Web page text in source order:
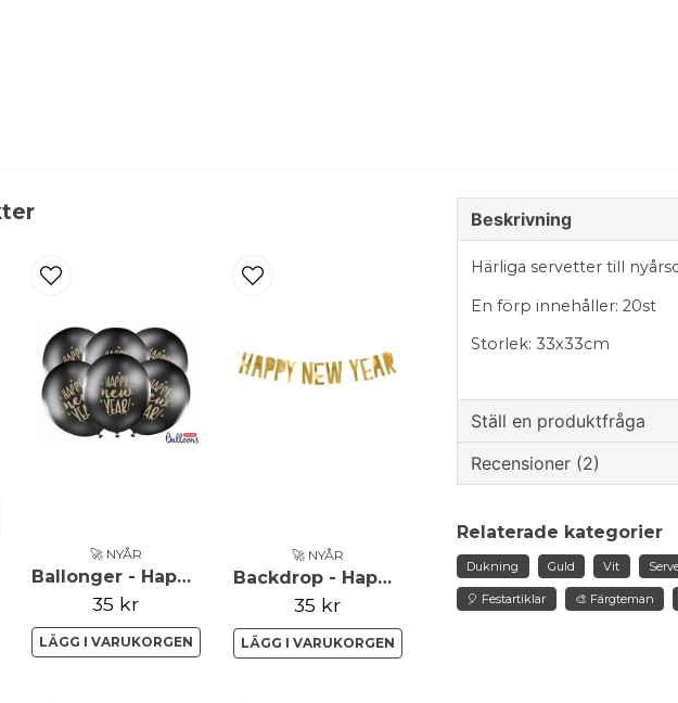
🚀 NYÅR
Ballonger - Happy New Year
35 kr
LÄGG I VARUKORGEN
🚀 NYÅR
Backdrop - Happy New Year - Guld
35 kr
LÄGG I VARUKORGEN
Beskrivning
Härliga servetter till
En förp innehåller: 20st
Storlek: 33x33cm
Ställ en produktfråga
question
name
Namn
Recensioner (2)
Caroline
Cissi
för 5 år sedan
Relaterade kategorier
Dukning Guld Vit
🎈 Festartiklar 🎨 Färgteman